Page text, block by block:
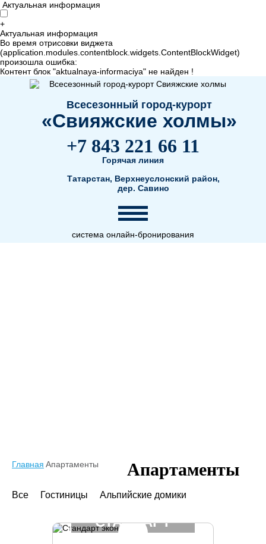
Актуальная информация
+
Актуальная информация
Во время отрисовки виджета
(application.modules.contentblock.widgets.ContentBlockWidget)
произошла ошибка:
Контент блок "aktualnaya-informaciya" не найден !
Всесезонный город-курорт
«Свияжские холмы»
+7 843 221 66 11
Горячая линия
Татарстан, Верхнеуслонский район,
дер. Савино
система онлайн-бронирования
Главная Апартаменты Апартаменты
Все Гостиницы Альпийские домики
СТАНДАРТ